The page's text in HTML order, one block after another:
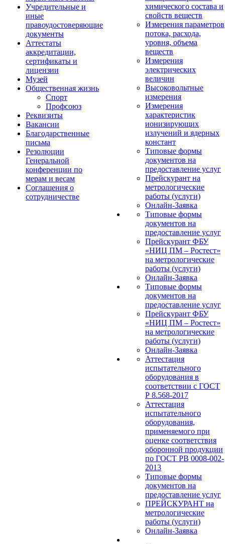
Учредительные и
иные
правоудостоверяющие
документы
Аттестаты
аккредитации,
сертификаты и
лицензии
Музей
Общественная жизнь
Спорт
Профсоюз
Реквизиты
Вакансии
Благодарственные
письма
Резолюции
Генеральной
конференции по
мерам и весам
Соглашения о
сотрудничестве
химического состава и
свойств веществ
Измерения параметров
потока, расхода,
уровня, объема
веществ
Измерения
электрических
величин
Высоковольтные
измерения
Измерения
характеристик
ионизирующих
излучений и ядерных
констант
Типовые формы
документов на
предоставление услуг
Прейскурант на
метрологические
работы (услуги)
Онлайн-Заявка
Типовые формы
документов на
предоставление услуг
Прейскурант ФБУ
«НИЦ ПМ – Ростест»
на метрологические
работы (услуги)
Онлайн-Заявка
Типовые формы
документов на
предоставление услуг
Прейскурант ФБУ
«НИЦ ПМ – Ростест»
на метрологические
работы (услуги)
Онлайн-Заявка
Аттестация
испытательного
оборудования в
соответствии с ГОСТ
Р 8.568-2017
Аттестация
испытательного
оборудования,
применяемого при
оценке соответствия
оборонной продукции
по ГОСТ РВ 0008-002-
2013
Типовые формы
документов на
предоставление услуг
ПРЕЙСКУРАНТ на
метрологические
работы (услуги)
Онлайн-Заявка